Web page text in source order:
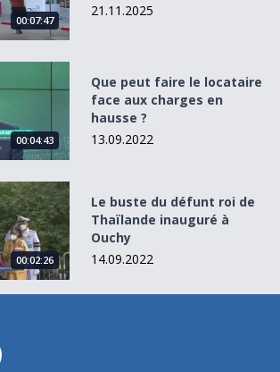
00:07:47
21.11.2025
locataire face aux charges en hausse ?
00:04:43
Que peut faire le locataire
face aux charges en
hausse ?
13.09.2022
roi de Thaïlande inauguré à Ouchy
00:02:26
Le buste du défunt roi de
Thaïlande inauguré à
Ouchy
14.09.2022